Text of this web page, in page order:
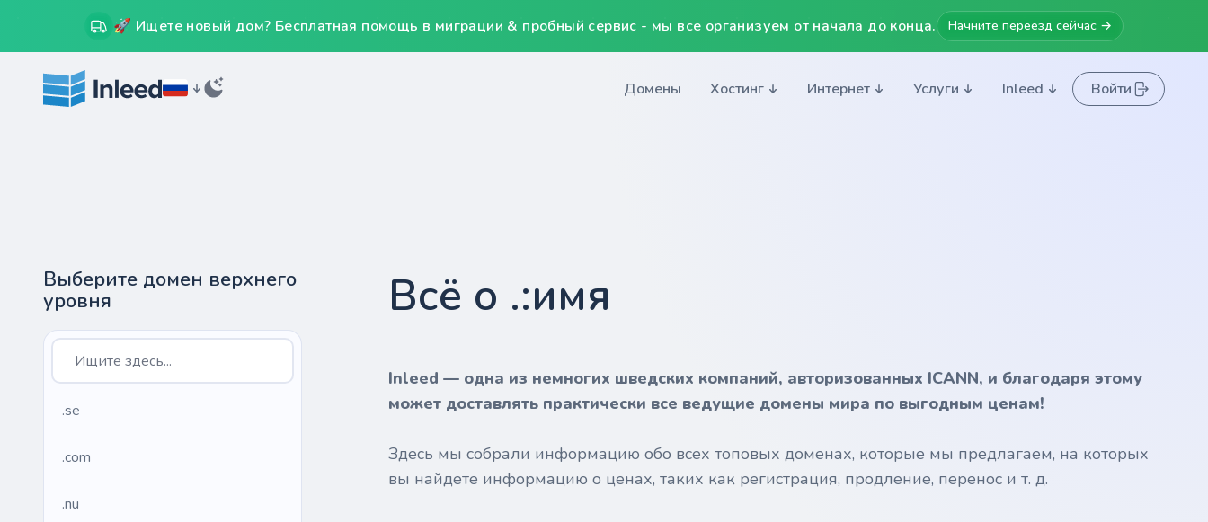
🚀 Ищете новый дом? Бесплатная помощь в миграции & пробный сервис - мы все организуем от начала до конца. Начните переезд сейчас →
Домены Хостинг Интернет Услуги Inleed Войти
Выберите домен верхнего
уровня
.se
.com
.nu
Всё о .:имя
Inleed — одна из немногих шведских компаний, авторизованных ICANN, и благодаря этому
может доставлять практически все ведущие домены мира по выгодным ценам!
Здесь мы собрали информацию обо всех топовых доменах, которые мы предлагаем, на которых
вы найдете информацию о ценах, таких как регистрация, продление, перенос и т. д.